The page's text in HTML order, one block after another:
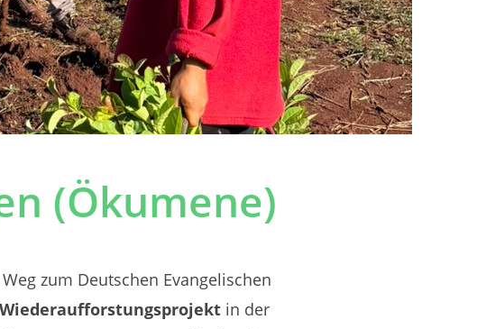
(Ökumene)
Weg zum Deutschen Evangelischen
Wiederaufforstungsprojekt in der